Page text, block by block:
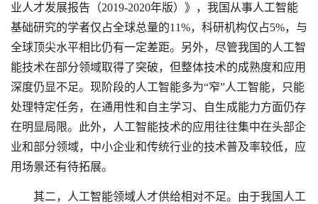
业人才发展报告（2019-2020年版）》，我国从事人工智能
基础研究的学者仅占全球总量的11%，科研机构仅占5%，与
全球顶尖水平相比仍有一定差距。另外，尽管我国的人工智
能技术在部分领域取得了突破，但整体技术的成熟度和应用
深度仍显不足。现阶段的人工智能多为“窄”人工智能，只能
处理特定任务，在通用性和自主学习、自生成能力方面仍存
在明显局限。此外，人工智能技术的应用往往集中在头部企
业和部分领域，中小企业和传统行业的技术普及率较低，应
用场景还有待拓展。
其二，人工智能领域人才供给相对不足。由于我国人工